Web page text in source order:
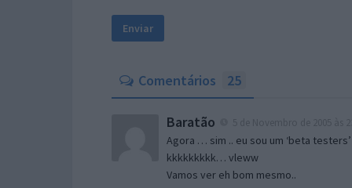
Comentários 25
Baratão
Agora … sim .. eu sou um ‘beta testers’
kkkkkkkkk… vleww
Vamos ver eh bom mesmo..